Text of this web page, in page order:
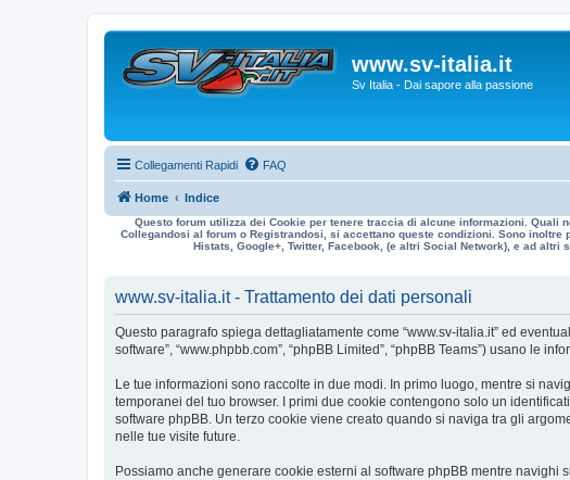
www.sv-italia.it
Sv Italia - Dai sapore alla passione
Collegamenti Rapidi FAQ
Home Indice
Questo forum utilizza dei Cookie per tenere traccia di alcune informazioni.
Collegandosi al forum o Registrandosi, si accettano queste condizioni. Sono
Histats, Google+, Twitter, Facebook, (e altri Social Network), e ad
www.sv-italia.it - Trattamento dei dati personali
Questo paragrafo spiega dettagliatamente come “www.sv-italia.it” ed
software”, “www.phpbb.com”, “phpBB Limited”, “phpBB Teams”) usano le
Le tue informazioni sono raccolte in due modi. In primo luogo, mentre si
temporanei del tuo browser. I primi due cookie contengono solo un
software phpBB. Un terzo cookie viene creato quando si naviga tra gli
nelle tue visite future.
Possiamo anche generare cookie esterni al software phpBB mentre navighi